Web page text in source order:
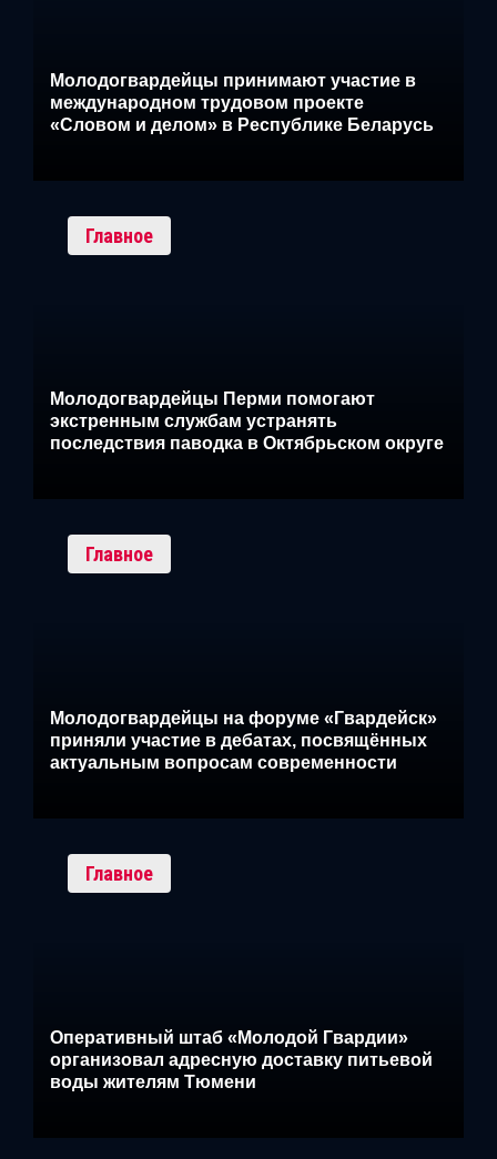
Молодогвардейцы принимают участие в
международном трудовом проекте
«Словом и делом» в Республике Беларусь
Главное
Молодогвардейцы Перми помогают
экстренным службам устранять
последствия паводка в Октябрьском округе
Главное
Молодогвардейцы на форуме «Гвардейск»
приняли участие в дебатах, посвящённых
актуальным вопросам современности
Главное
Оперативный штаб «Молодой Гвардии»
организовал адресную доставку питьевой
воды жителям Тюмени